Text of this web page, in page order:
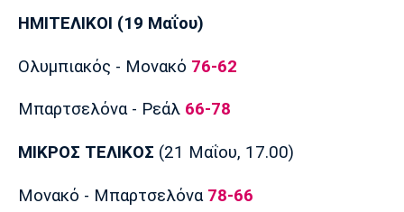
Μπαρτσελόνα
Ρεάλ
ΗΜΙΤΕΛΙΚΟΙ (19 Μαΐου)
Ολυμπιακός - Μονακό 76-62
Μπαρτσελόνα - Ρεάλ 66-78
ΜΙΚΡΟΣ ΤΕΛΙΚΟΣ (21 Μαΐου, 17.00)
Μονακό - Μπαρτσελόνα 78-66